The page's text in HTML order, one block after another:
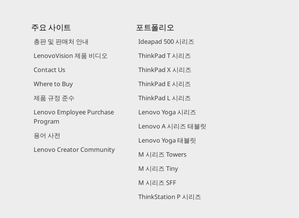
주요 사이트
총판 및 판매처 안내
LenovoVision 제품 비디오
Contact Us
Where to Buy
제품 규정 준수
Lenovo Employee Purchase
Program
용어 사전
Lenovo Creator Community
포트폴리오
Ideapad 500 시리즈
ThinkPad T 시리즈
ThinkPad X 시리즈
ThinkPad E 시리즈
ThinkPad L 시리즈
Lenovo Yoga 시리즈
Lenovo A 시리즈 태블릿
Lenovo Yoga 태블릿
M 시리즈 Towers
M 시리즈 Tiny
M 시리즈 SFF
ThinkStation P 시리즈